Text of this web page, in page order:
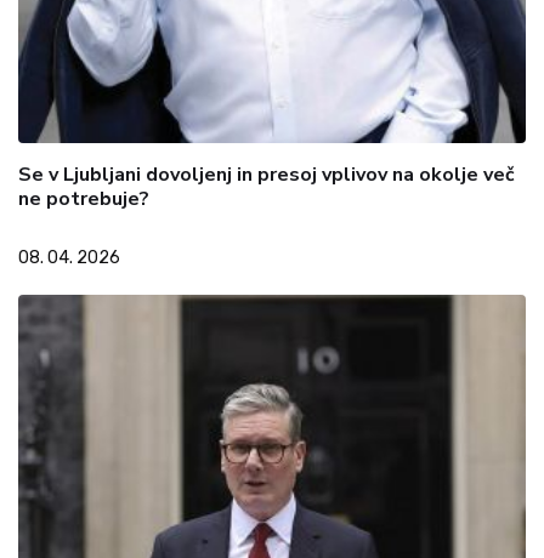
Se v Ljubljani dovoljenj in presoj vplivov na okolje več
ne potrebuje?
08. 04. 2026